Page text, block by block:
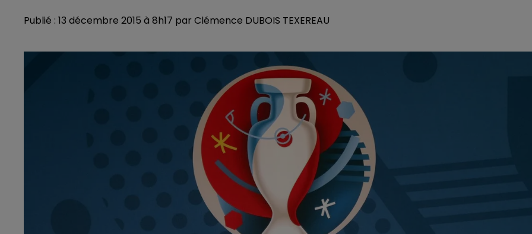
Publié : 13 décembre 2015 à 8h17 par Clémence DUBOIS TEXEREAU